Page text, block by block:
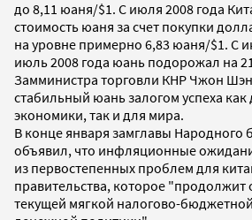
до 8,11 юаня/$1. С июля 2008 года
стоимость юаня за счет покупки
на уровне примерно 6,83 юаня/$1. С
июль 2008 года юань подорожал на
Замминистра торговли КНР Чжон
стабильный юань залогом успеха как
экономики, так и для мира.
В конце января замглавы
объявил, что инфляционные
из первостепенных проблем для
правительства, которое "продолжит
текущей мягкой налогово-